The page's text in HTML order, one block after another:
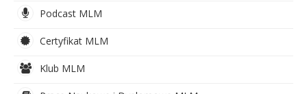
Podcast MLM
Certyfikat MLM
Klub MLM